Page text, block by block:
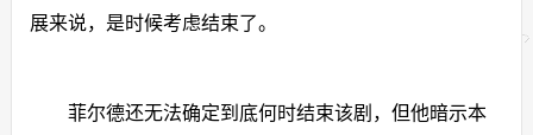
展来说，是时候考虑结束了。
菲尔德还无法确定到底何时结束该剧，但他暗示本